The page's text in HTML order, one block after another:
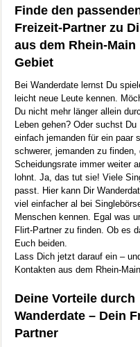
Finde den
Freizeit-Partner zu
aus dem Rhein-Main
Gebiet
Bei Wanderdate lernst Du
leicht neue Leute kennen.
Du nicht mehr länger allein
Leben gehen? Oder suchst Du
einfach jemanden für ein paar
schwerer, jemanden zu
Scheidungsrate immer weiter
lohnt. Ja, das tut sie! Viele
passt. Hier kann Dir
viel einfacher al bei
Menschen kennen. Egal was
Flirt-Partner zu finden. Ob es
Euch beiden.
Lass Dich jetzt darauf ein –
Kontakten aus dem Rhein-
Deine Vorteile durch
Wanderdate – Dein
Partner